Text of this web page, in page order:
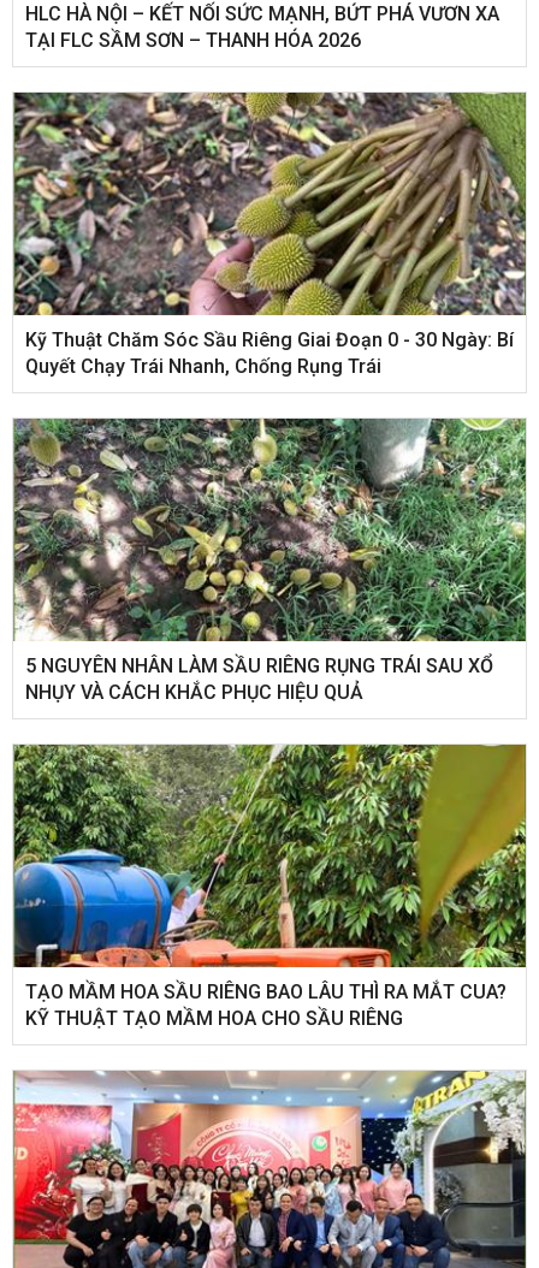
HLC HÀ NỘI – KẾT NỐI SỨC MẠNH, BỨT PHÁ VƯƠN XA
TẠI FLC SẦM SƠN – THANH HÓA 2026
Kỹ Thuật Chăm Sóc Sầu Riêng Giai Đoạn 0 - 30 Ngày: Bí
Quyết Chạy Trái Nhanh, Chống Rụng Trái
5 NGUYÊN NHÂN LÀM SẦU RIÊNG RỤNG TRÁI SAU XỔ
NHỤY VÀ CÁCH KHẮC PHỤC HIỆU QUẢ
TẠO MẦM HOA SẦU RIÊNG BAO LÂU THÌ RA MẮT CUA?
KỸ THUẬT TẠO MẦM HOA CHO SẦU RIÊNG